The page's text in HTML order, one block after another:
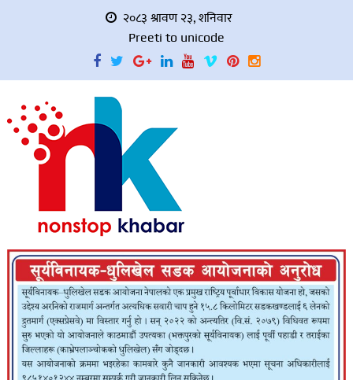
२०८३ श्रावण २३, शनिवार
Preeti to unicode